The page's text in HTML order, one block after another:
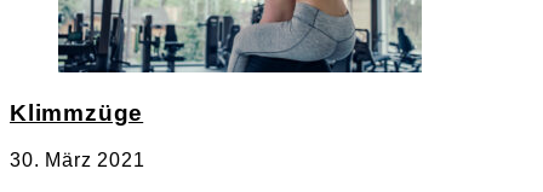
Klimmzüge
30. März 2021